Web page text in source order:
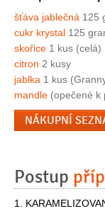
šťáva jablečná 125
cukr krystal 125
skořice 1 kus (celá)
citron 2 kusy
jablka 1 kus
mandle (opečené k
NÁKUPNÍ
Postup
1.